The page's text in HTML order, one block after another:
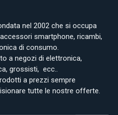
nel 2002 che si occupa
smartphone, ricambi,
di consumo.
a negozi di elettronica,
grossisti, ecc..
a prezzi sempre
tutte le nostre offerte.